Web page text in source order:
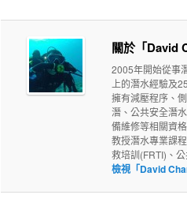
關於「David
2005年開始從事
上的潛水經驗及
擁有減壓程序、
潛、公共安全潛
備維修等相關資
教授潛水專業課
救培訓(FRTI)、
檢視「David